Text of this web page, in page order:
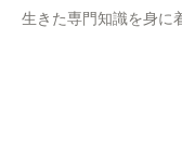
生きた専門知識を身に